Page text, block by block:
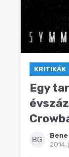
KRITIKÁK
Egy
BG
2014.